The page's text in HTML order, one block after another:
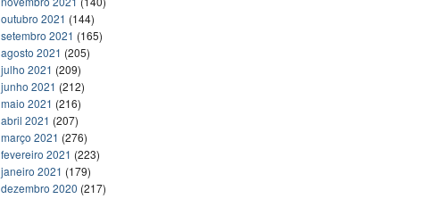
outubro 2021 (144)
setembro 2021 (165)
agosto 2021 (205)
julho 2021 (209)
junho 2021 (212)
maio 2021 (216)
abril 2021 (207)
março 2021 (276)
fevereiro 2021 (223)
janeiro 2021 (179)
dezembro 2020 (217)